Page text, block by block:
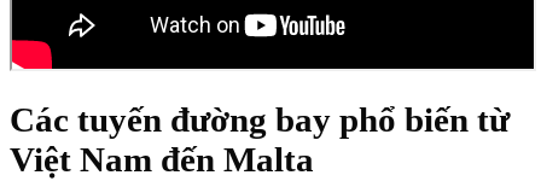
Các tuyến đường bay phổ biến từ
Việt Nam đến Malta